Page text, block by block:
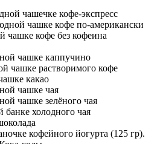
чашечке кофе-экспресс
чашке кофе по-американски
кофе без кофеина
чашке каппучино
чашке растворимого кофе
какао
чашке чая
чашке зелёного чая
холодного чая
кофейного йогурта (125 гр).